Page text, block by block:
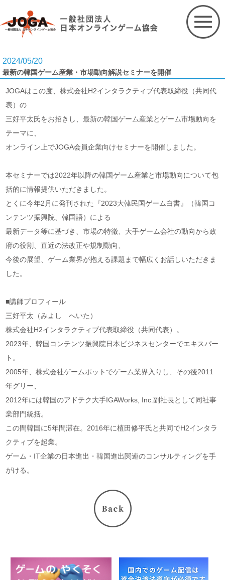
content
2024/05/20
最新の韓国ゲーム産業・市場動向解説セミナーを開催
JOGAはこの度、株式会社H2インタラクティブ代表取締役（共同代
表）の
三好平太氏をお招きし、最新の韓国ゲーム産業とゲーム市場動向を
テーマに、
オンライン上でJOGA会員企業向けセミナーを開催しました。
本セミナーでは2022年以降の韓国ゲーム産業と市場動向について包
括的に情報提供いただきました。
とくに今年2月に発刊された『2023大韓民国ゲーム白書』（韓国コ
ンテンツ振興院、韓国語）による
最新データ等に基づき、市場の特徴、大手ゲーム会社の動向から政
府の役割、直近の法改正や規制動向、
今後の展望、ゲーム業界が抱える課題まで幅広くお話しいただきま
した。
■講師プロフィール
三好平太（みよし へいた）
株式会社H2インタラクティブ代表取締役（共同代表）。
2023年、韓国コンテンツ振興院日本ビジネスセンターでエキスパー
ト。
2005年、株式会社ゲームポットでゲーム業界入りし、その後2011
年グリー、
2012年には韓国のアドテク大手IGAWorks, Inc.副社長として同社事
業部門統括。
この間韓国に5年間滞在。2016年に植田修平氏と共同でH2インタラ
クティブを起業。
ゲーム・IT企業の日本進出・韓国進出関連のコンサルティングを手
がける。